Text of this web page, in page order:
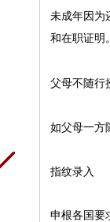
未成年因为
和在职证明
父母不随行
如父母一方
指纹录入
申根各国要